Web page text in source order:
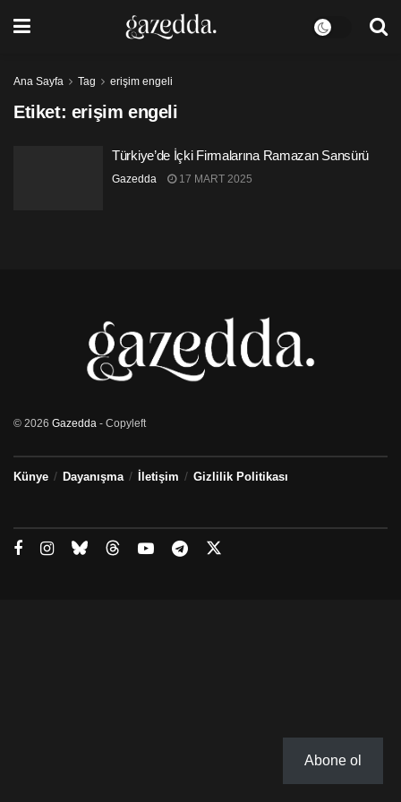
Ana Sayfa Tag erişim engeli
Etiket: erişim engeli
Türkiye’de İçki Firmalarına Ramazan Sansürü
Gazedda 17 MART 2025
© 2026 Gazedda - Copyleft
Künye Dayanışma İletişim Gizlilik Politikası
Abone ol